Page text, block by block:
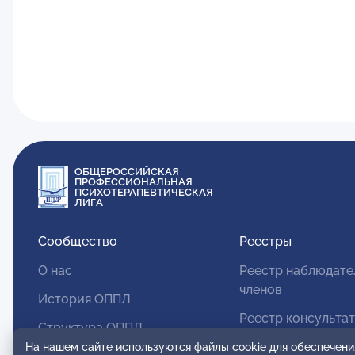
ОБЩЕРОССИЙСКАЯ
ПРОФЕССИОНАЛЬНАЯ
ПСИХОТЕРАПЕВТИЧЕСКАЯ
ЛИГА
Сообщество
О нас
История ОППЛ
Структура ОППЛ
Реестры
Реестр
членов
Реестр
На нашем сайте используются файлы cookie для